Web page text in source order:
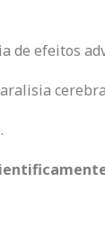
de efeitos